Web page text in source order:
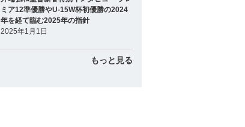
ミア12準優勝やU-15W杯初優勝の2024
年を経て臨む2025年の指針
2025年1月1日
もっと見る